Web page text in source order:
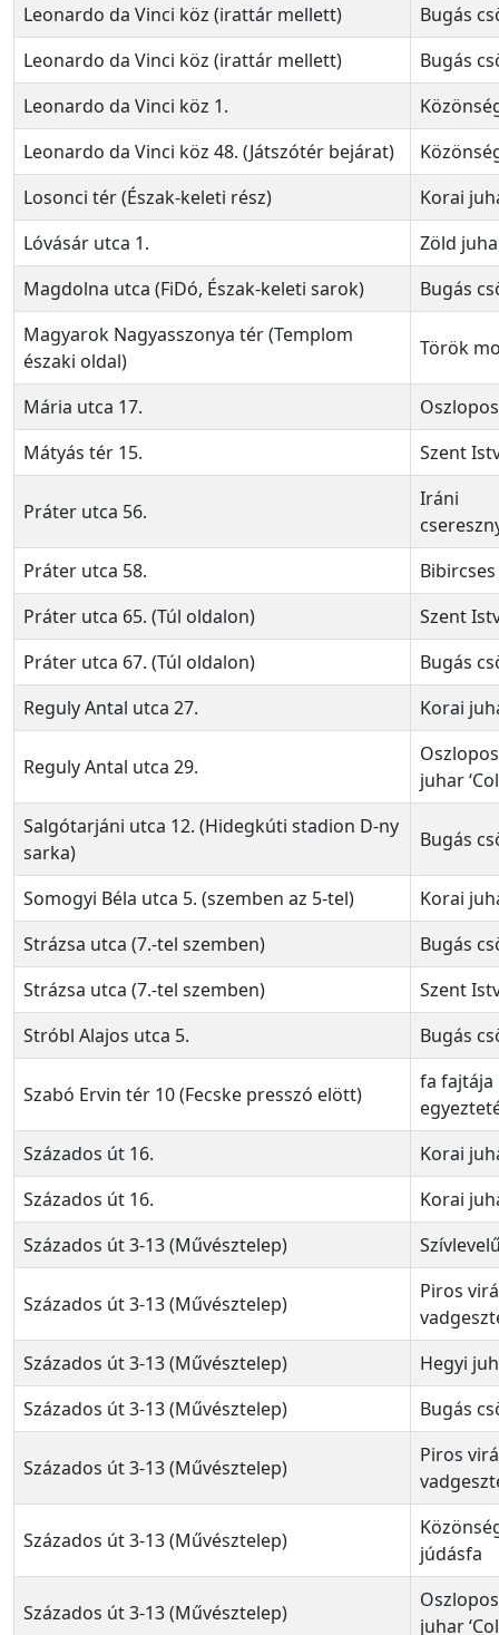
Leonardo da Vinci köz (irattár mellett)
Bugás
Leonardo da Vinci köz (irattár mellett)
Bugás
Leonardo da Vinci köz 1.
Leonardo da Vinci köz 48. (Játszótér bejárat)
Losonci tér (Észak-keleti rész)
Korai
Lóvásár utca 1.
Zöld
Magdolna utca (FiDó, Észak-keleti sarok)
Bugás
Magyarok Nagyasszonya tér (Templom
északi oldal)
Török
Mária utca 17.
Mátyás tér 15.
Szent
Práter utca 56.
Iráni
Práter utca 58.
Práter utca 65. (Túl oldalon)
Szent
Práter utca 67. (Túl oldalon)
Bugás
Reguly Antal utca 27.
Korai
Reguly Antal utca 29.
juhar
Salgótarjáni utca 12. (Hidegkúti stadion D-ny
sarka)
Bugás
Somogyi Béla utca 5. (szemben az 5-tel)
Korai
Strázsa utca (7.-tel szemben)
Bugás
Strázsa utca (7.-tel szemben)
Szent
Stróbl Alajos utca 5.
Bugás
Szabó Ervin tér 10 (Fecske presszó elött)
fa fajtája
Százados út 16.
Korai
Százados út 16.
Korai
Százados út 3-13 (Művésztelep)
Százados út 3-13 (Művésztelep)
Piros
Százados út 3-13 (Művésztelep)
Hegyi
Százados út 3-13 (Művésztelep)
Bugás
Százados út 3-13 (Művésztelep)
Piros
Százados út 3-13 (Művésztelep)
júdásfa
Százados út 3-13 (Művésztelep)
juhar